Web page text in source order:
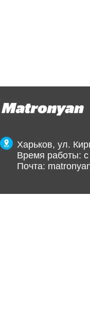
Харьков, ул.
Время работы:
Почта: